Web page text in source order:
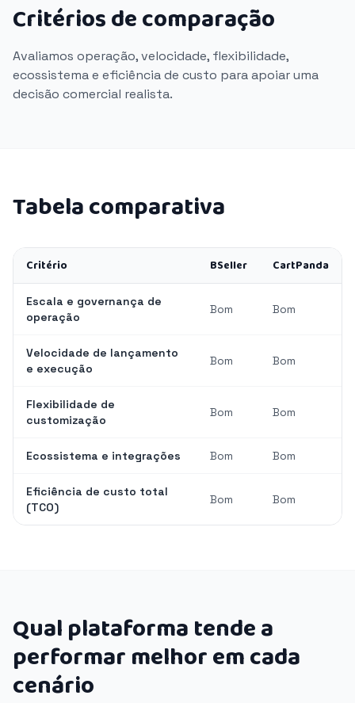
Critérios de comparação
Avaliamos operação, velocidade, flexibilidade,
ecossistema e eficiência de custo para apoiar uma
decisão comercial realista.
Tabela comparativa
Critério BSeller CartPanda
Escala e governança de
operação
Bom Bom
Velocidade de lançamento
e execução
Bom Bom
Flexibilidade de
customização
Bom Bom
Ecossistema e integrações Bom Bom
Eficiência de custo total
(TCO)
Bom Bom
Qual plataforma tende a
performar melhor em cada
cenário